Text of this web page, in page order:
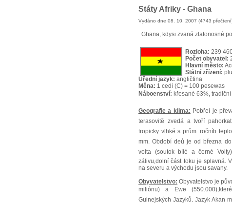
Státy Afriky - Ghana
Vydáno dne 08. 10. 2007 (4743
Ghana, kdysi zvaná zlatonosné
Rozloha: 239
Počet obyvatel:
Hlavní město:
Státní zřízení:
Úřední jazyk: angličtina
Měna: 1 cedi (C) = 100 pesewas
Náboenství: křesané 63%,
Geografie a klima: Pobřeí je
terasovitě zvedá a tvoří
tropicky vlhké s prům. ročníb
mm. Období deů je od března
volta (soutok bílé a černé
zálivu,dolní část toku je splavná.
na severu a východu jsou savany.
Obyvatelstvo: Obyvatelstvo je
miliónu) a Ewe
Guinejských Jazyků. Jazyk Akan